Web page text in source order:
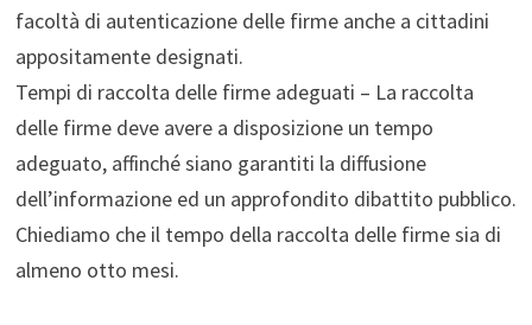
facoltà di autenticazione delle firme anche a cittadini
appositamente designati.
Tempi di raccolta delle firme adeguati – La raccolta
delle firme deve avere a disposizione un tempo
adeguato, affinché siano garantiti la diffusione
dell’informazione ed un approfondito dibattito pubblico.
Chiediamo che il tempo della raccolta delle firme sia di
almeno otto mesi.